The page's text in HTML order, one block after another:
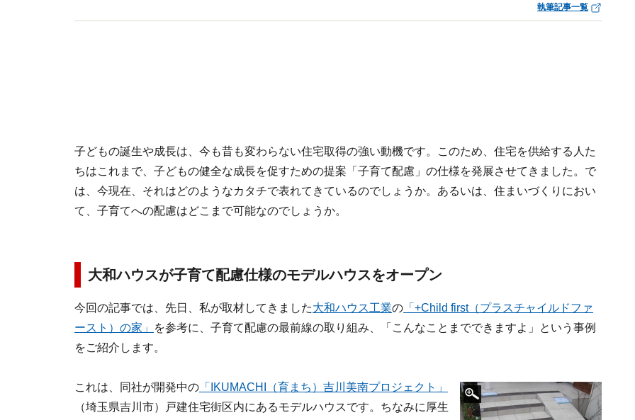
執筆記事一覧
子どもの誕生や成長は、今も昔も変わらない住宅取得の強い動機です。このため、住宅を供給する人た
ちはこれまで、子どもの健全な成長を促すための提案「子育て配慮」の仕様を発展させてきました。で
は、今現在、それはどのようなカタチで表れてきているのでしょうか。あるいは、住まいづくりにおい
て、子育てへの配慮はどこまで可能なのでしょうか。
大和ハウスが子育て配慮仕様のモデルハウスをオープン
今回の記事では、先日、私が取材してきました大和ハウス工業の 「+Child first（プラスチャイルドファ
ースト）の家」
を参考に、子育て配慮の最前線の取り組み、「こんなことまでできますよ」という事例
をご紹介します。
これは、同社が開発中の 「IKUMACHI（育まち）吉川美南プロジェクト」
（埼玉県吉川市）戸建住宅街区内にあるモデルハウスです。ちなみに厚生